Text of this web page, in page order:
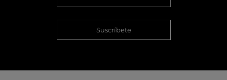
Suscríbete